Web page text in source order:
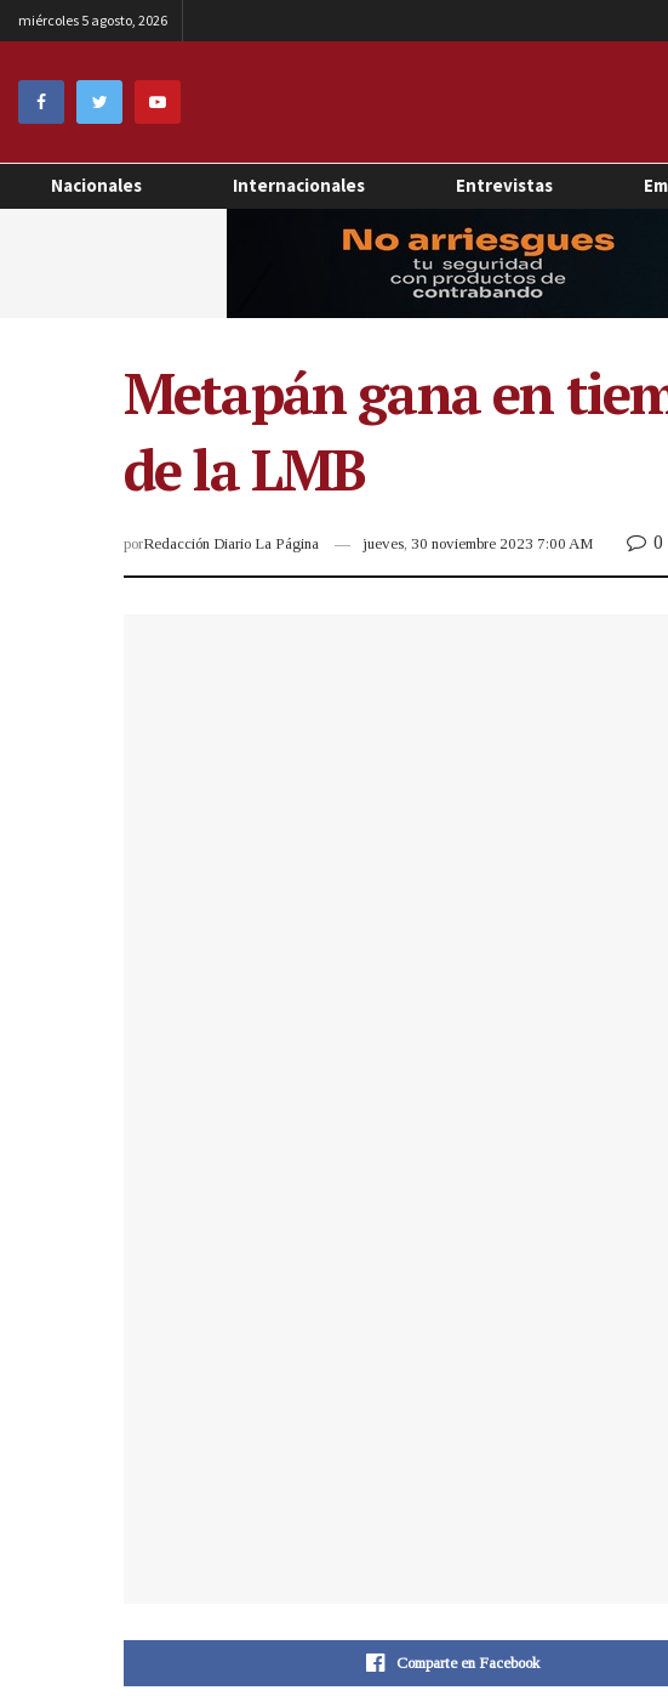
miércoles 5 agosto, 2026
Nacionales Internacionales Entrevistas
Metapán gana en
de la LMB
porRedacción Diario La Página jueves, 30 noviembre 2023 7:00 AM 0
Comparte en Facebook